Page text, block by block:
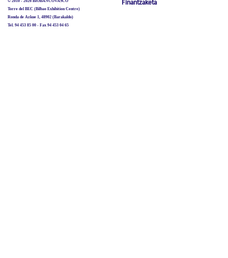
Torre del BEC (Bilbao Exhibition Centre)
Ronda de Azkue 1, 48902 (Barakaldo)
Tel. 94 453 85 00 - Fax 94 453 04 65
Finantzaketa